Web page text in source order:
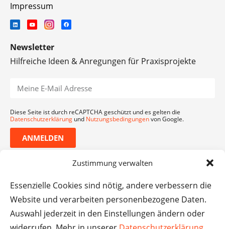
Zustimmung verwalten
Essenzielle Cookies sind nötig, andere verbessern die
Website und verarbeiten personenbezogene Daten.
Auswahl jederzeit in den Einstellungen ändern oder
Impressum
Newsletter
Hilfreiche Ideen & Anregungen für Praxisprojekte
Diese Seite ist durch reCAPTCHA geschützt und es gelten die
Datenschutzerklärung und Nutzungsbedingungenvon Google.
ANMELDEN